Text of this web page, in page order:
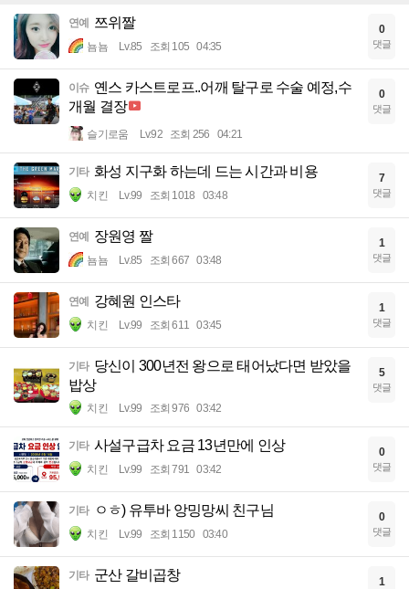
연예 쯔위짤
뇸뇸 Lv.85 조회 105 04:35
0
댓글
이슈 옌스 카스트로프..어깨 탈구로 수술 예정,수
개월 결장
슬기로움 Lv.92 조회 256 04:21
0
댓글
기타 화성 지구화 하는데 드는 시간과 비용
치킨 Lv.99 조회 1018 03:48
7
댓글
연예 장원영 짤
뇸뇸 Lv.85 조회 667 03:48
1
댓글
연예 강혜원 인스타
치킨 Lv.99 조회 611 03:45
1
댓글
기타 당신이 300년전 왕으로 태어났다면 받았을
밥상
치킨 Lv.99 조회 976 03:42
5
댓글
기타 사설구급차 요금 13년만에 인상
치킨 Lv.99 조회 791 03:42
0
댓글
기타 ㅇㅎ) 유투바 앙밍망씨 친구님
치킨 Lv.99 조회 1150 03:40
0
댓글
기타 군산 갈비곱창 1